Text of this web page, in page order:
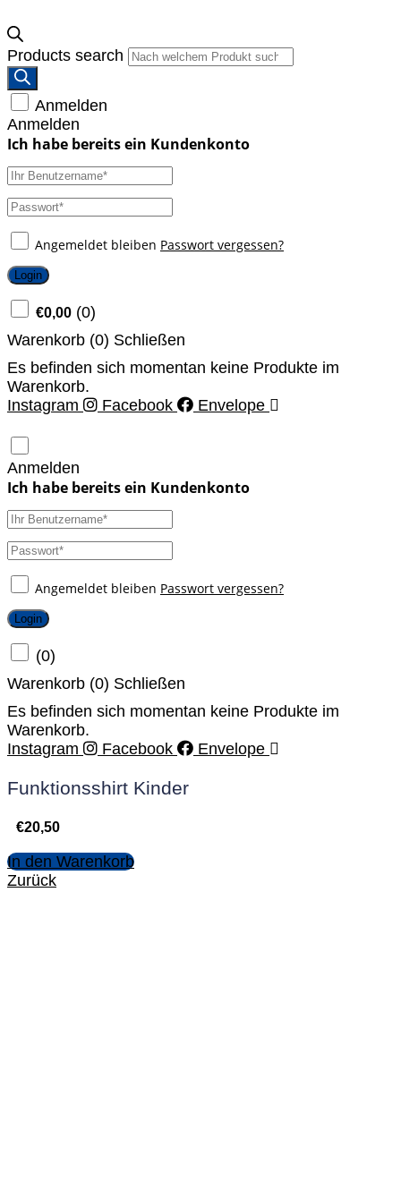
Products search
Anmelden
Anmelden
Angemeldet bleiben Passwort vergessen?
Login
€0,00 (0)
Warenkorb (0) Schließen
Es befinden sich momentan keine Produkte im
Warenkorb.
Instagram
Facebook Envelope
Anmelden
Angemeldet bleiben Passwort vergessen?
Login
(0)
Warenkorb (0) Schließen
Es befinden sich momentan keine Produkte im
Warenkorb.
Instagram
Facebook Envelope
Funktionsshirt Kinder
€20,50
In den Warenkorb
Zurück